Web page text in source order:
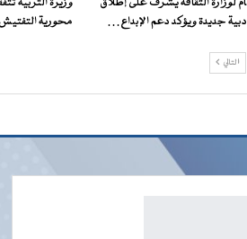
لوزارة الثقافة يشرف على إطلاق
جديدة ويؤكد دعم الإبداع…
وزيرة التربية
محورية التفتيش
التالي